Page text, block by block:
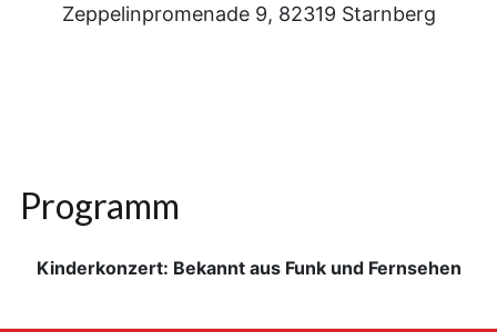
Zeppelinpromenade 9, 82319 Starnberg
Programm
Kinderkonzert: Bekannt aus Funk und Fernsehen